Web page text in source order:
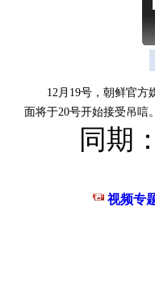
12月19号，朝鲜官方媒
面将于20号开始接受吊唁。
同期：
视频专